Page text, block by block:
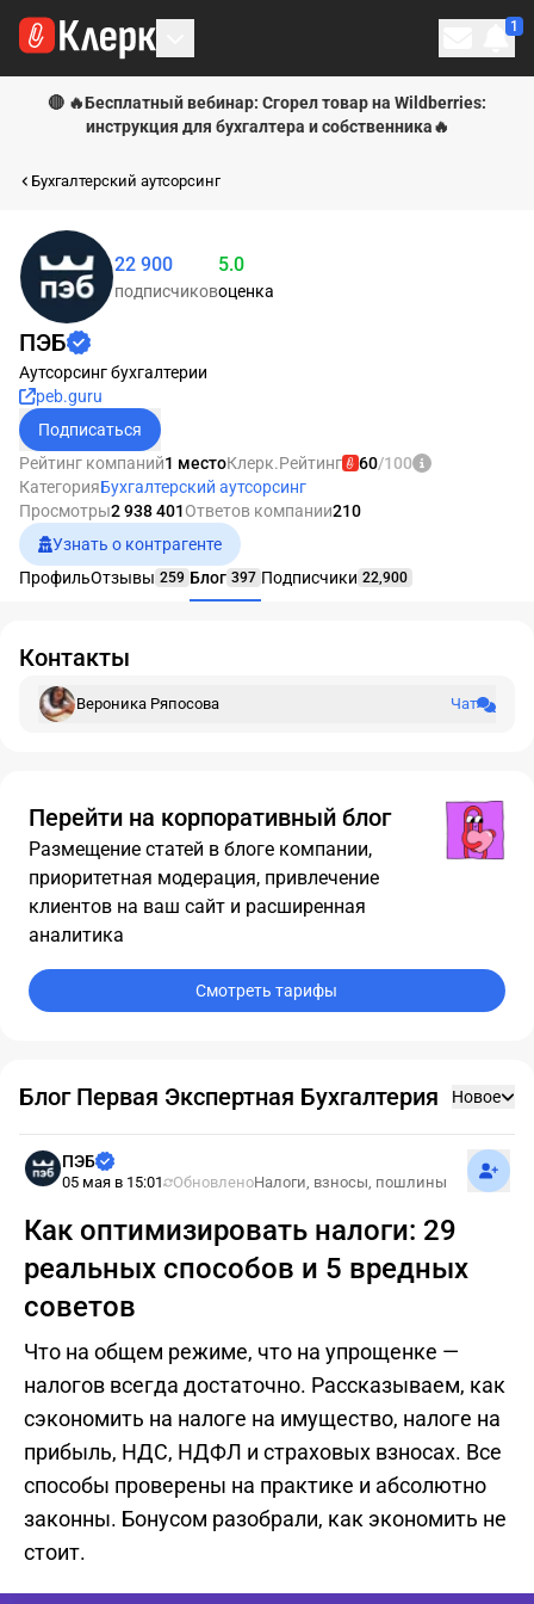
1
🔴 🔥Бесплатный вебинар: Сгорел товар на Wildberries:
инструкция для бухгалтера и собственника🔥
Бухгалтерский аутсорсинг
22 900
подписчиков
Рейтинг равен 100
5.0
оценка
ПЭБ
Аутсорсинг бухгалтерии
peb.guru
Подписаться
Рейтинг компаний1 местоКлерк.Рейтинг 60/100
КатегорияБухгалтерский аутсорсинг
Просмотры2 938 401Ответов компании210
Узнать о контрагенте
ПрофильОтзывы 259 Блог 397 Подписчики 22,900
Контакты
Вероника Ряпосова Чат
Перейти на корпоративный блог
Размещение статей в блоге компании,
приоритетная модерация, привлечение
клиентов на ваш сайт и расширенная
аналитика
Смотреть тарифы
Блог Первая Экспертная Бухгалтерия Новое
ПЭБ
05 мая в 15:01 ОбновленоНалоги, взносы, пошлины
Как оптимизировать налоги: 29
реальных способов и 5 вредных
советов
Что на общем режиме, что на упрощенке —
налогов всегда достаточно. Рассказываем, как
сэкономить на налоге на имущество, налоге на
прибыль, НДС, НДФЛ и страховых взносах. Все
способы проверены на практике и абсолютно
законны. Бонусом разобрали, как экономить не
стоит.